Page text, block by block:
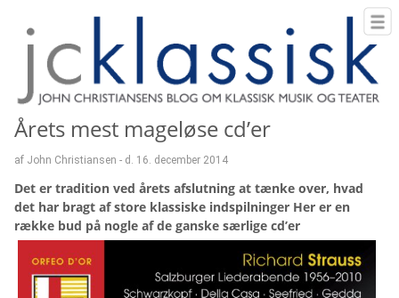
Årets mest mageløse cd’er
af John Christiansen - d. 16. december 2014
Det er tradition ved årets afslutning at tænke over, hvad
det har bragt af store klassiske indspilninger Her er en
række bud på nogle af de ganske særlige cd’er